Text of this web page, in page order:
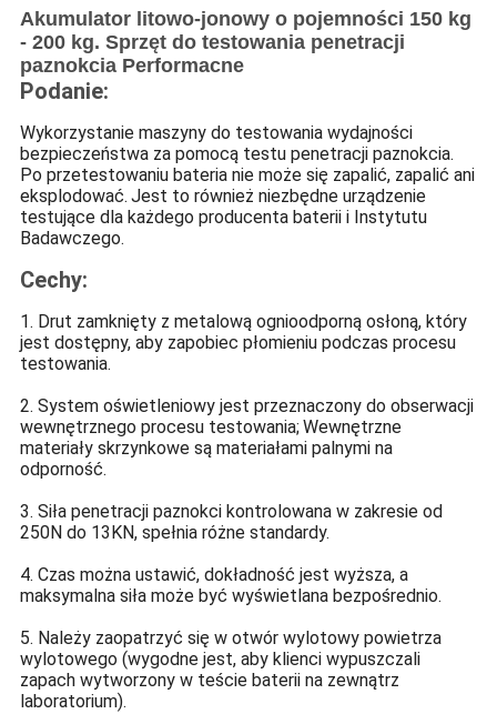
Akumulator litowo-jonowy o pojemności 150 kg
- 200 kg. Sprzęt do testowania penetracji
paznokcia Performacne
Podanie:
Wykorzystanie maszyny do testowania wydajności
bezpieczeństwa za pomocą testu penetracji paznokcia.
Po przetestowaniu bateria nie może się zapalić, zapalić ani
eksplodować. Jest to również niezbędne urządzenie
testujące dla każdego producenta baterii i Instytutu
Badawczego.
Cechy:
1. Drut zamknięty z metalową ognioodporną osłoną, który
jest dostępny, aby zapobiec płomieniu podczas procesu
testowania.
2. System oświetleniowy jest przeznaczony do obserwacji
wewnętrznego procesu testowania;Wewnętrzne
materiały skrzynkowe są materiałami palnymi na
odporność.
3. Siła penetracji paznokci kontrolowana w zakresie od
250N do 13KN, spełnia różne standardy.
4. Czas można ustawić, dokładność jest wyższa, a
maksymalna siła może być wyświetlana bezpośrednio.
5. Należy zaopatrzyć się w otwór wylotowy powietrza
wylotowego (wygodne jest, aby klienci wypuszczali
zapach wytworzony w teście baterii na zewnątrz
laboratorium).